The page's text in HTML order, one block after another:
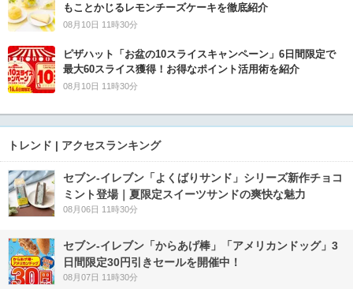
もことかじるレモンチーズケーキを徹底紹介
08月10日 11時30分
ピザハット「お盆の10スライスキャンペーン」6日間限定で
最大60スライス獲得！お得なポイント活用術を紹介
08月10日 11時30分
トレンド | アクセスランキング
セブン‐イレブン「よくばりサンド」シリーズ新作チョコ
ミント登場｜夏限定スイーツサンドの爽快な魅力
08月06日 11時30分
セブン‐イレブン「からあげ棒」「アメリカンドッグ」3
日間限定30円引きセールを開催中！
08月07日 11時30分